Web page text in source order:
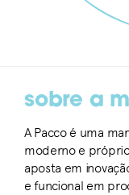
sobre a
A Pacco é uma
moderno e
aposta em
e funcional em